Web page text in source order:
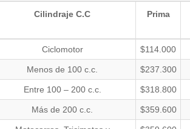
Cilindraje C.C Prima
Ciclomotor $114.000
Menos de 100 c.c. $237.300
Entre 100 – 200 c.c. $318.800
Más de 200 c.c. $359.600